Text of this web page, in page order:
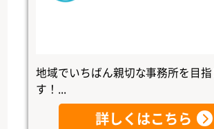
地域でいちばん親切な事務所を目
す！...
詳しくはこちら